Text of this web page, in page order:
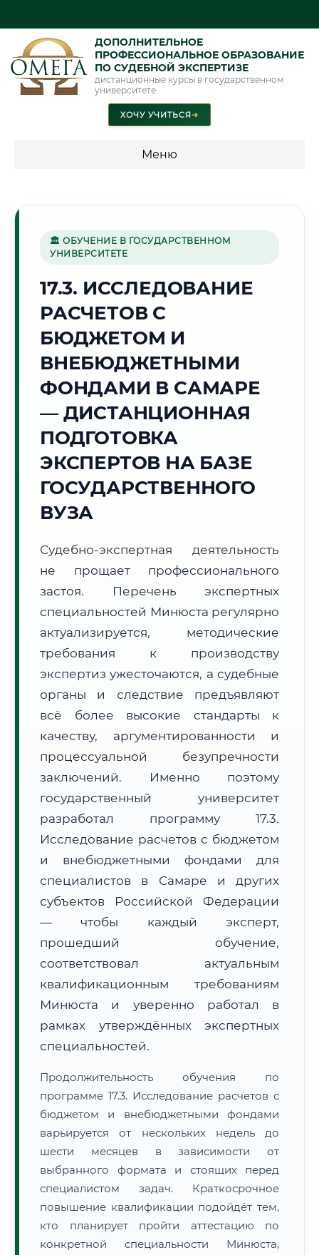
ДОПОЛНИТЕЛЬНОЕ
ПРОФЕССИОНАЛЬНОЕ ОБРАЗОВАНИЕ
ПО СУДЕБНОЙ ЭКСПЕРТИЗЕ
дистанционные курсы в государственном
университете
ХОЧУ УЧИТЬСЯ➜
Меню
специальности"
Стоимость по программам обучения "Судебная экспертиза"
Стоимость по программам обучения "Экспертиза"
🌉
Г. САМАРА
Точное местное время:
03:55:15
Пятница, 7 Августа
🌅 Восход:05:06
📍 Региональная справка г. Самара
Тел. код:
+7 (846)
Почтовые индексы:
443000–443999
Часовой пояс:
МСК+1 (UTC+4)
Формат учебы:
Дистанционно
🗺️ Зона обслуживания: г. Самара
Расчет логистики оригиналов:
• Маршрут транзита:
• Экспресс-доставка СДЭК / Почтой: 3–5 рабочих дней
📜 Документы и аккредитация ФИС ФРДО
Нажмите на документ для увеличения и просмотра
🏛 ОБУЧЕНИЕ В ГОСУДАРСТВЕННОМ
УНИВЕРСИТЕТЕ
17.3. ИССЛЕДОВАНИЕ
РАСЧЕТОВ С
БЮДЖЕТОМ И
ВНЕБЮДЖЕТНЫМИ
ФОНДАМИ В САМАРЕ
— ДИСТАНЦИОННАЯ
ПОДГОТОВКА
ЭКСПЕРТОВ НА БАЗЕ
ГОСУДАРСТВЕННОГО
ВУЗА
Судебно-экспертная деятельность
не прощает профессионального
застоя. Перечень экспертных
специальностей Минюста регулярно
актуализируется, методические
требования к производству
экспертиз ужесточаются, а судебные
органы и следствие предъявляют
всё более высокие стандарты к
качеству, аргументированности и
процессуальной безупречности
заключений. Именно поэтому
государственный университет
разработал программу 17.3.
Исследование расчетов с бюджетом
и внебюджетными фондами для
специалистов в Самаре и других
субъектов Российской Федерации
— чтобы каждый эксперт,
прошедший обучение,
соответствовал актуальным
квалификационным требованиям
Минюста и уверенно работал в
рамках утверждённых экспертных
специальностей.
Продолжительность обучения по
программе 17.3. Исследование расчетов с
бюджетом и внебюджетными фондами
варьируется от нескольких недель до
шести месяцев в зависимости от
выбранного формата и стоящих перед
специалистом задач. Краткосрочное
повышение квалификации подойдёт тем,
кто планирует пройти аттестацию по
конкретной специальности Минюста,